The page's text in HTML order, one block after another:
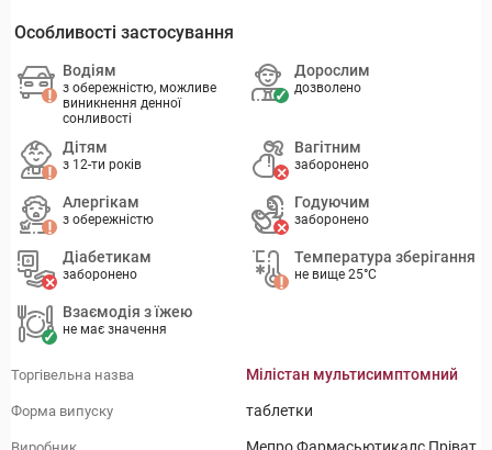
Особливості застосування
Водіям
з обережністю, можливе
виникнення денної
сонливості
Дорослим
дозволено
Дітям
з 12-ти років
Вагітним
заборонено
Алергікам
з обережністю
Годуючим
заборонено
Діабетикам
заборонено
Температура зберігання
не вище 25°C
Взаємодія з їжею
не має значення
Торгівельна назва Мілістан мультисимптомний
Форма випуску таблетки